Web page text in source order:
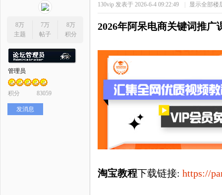
8万
主题
7万
帖子
8万
积分
管理员
积分 83059
发消息
130vip 发表于 2026-6-4 09:22:49 | 显示全部楼
2026年阿呆电商关键词推广
淘宝教程下载链接: https://